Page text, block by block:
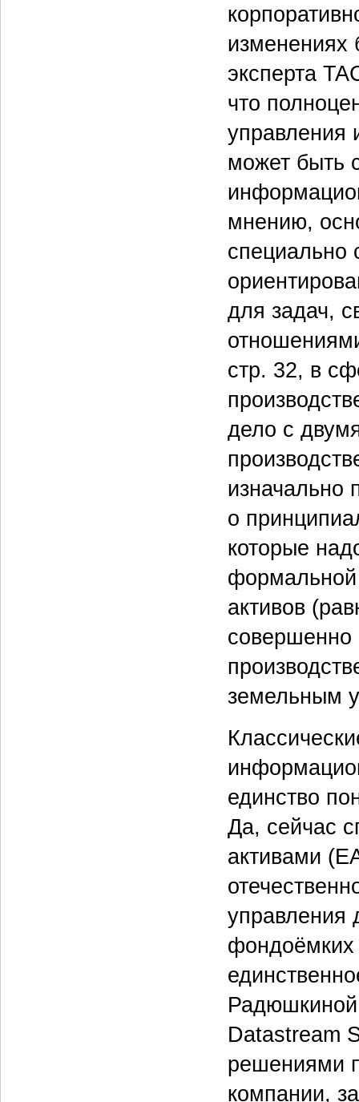
изменениях
эксперта
что
управления
может быть
мнению,
специально
для задач,
стр. 32, в
дело с
изначально
о
которые
формальной
активов
совершенно
земельным
единство
Да, сейчас
активами
управления
фондоёмких
Datastream
решениями
компании,